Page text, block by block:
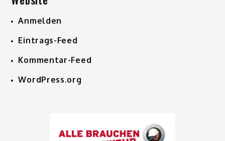
Anmelden
Eintrags-Feed
Kommentar-Feed
WordPress.org